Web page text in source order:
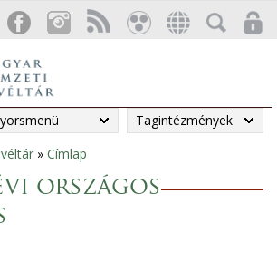
Tagintézmények
» Címlap
országos